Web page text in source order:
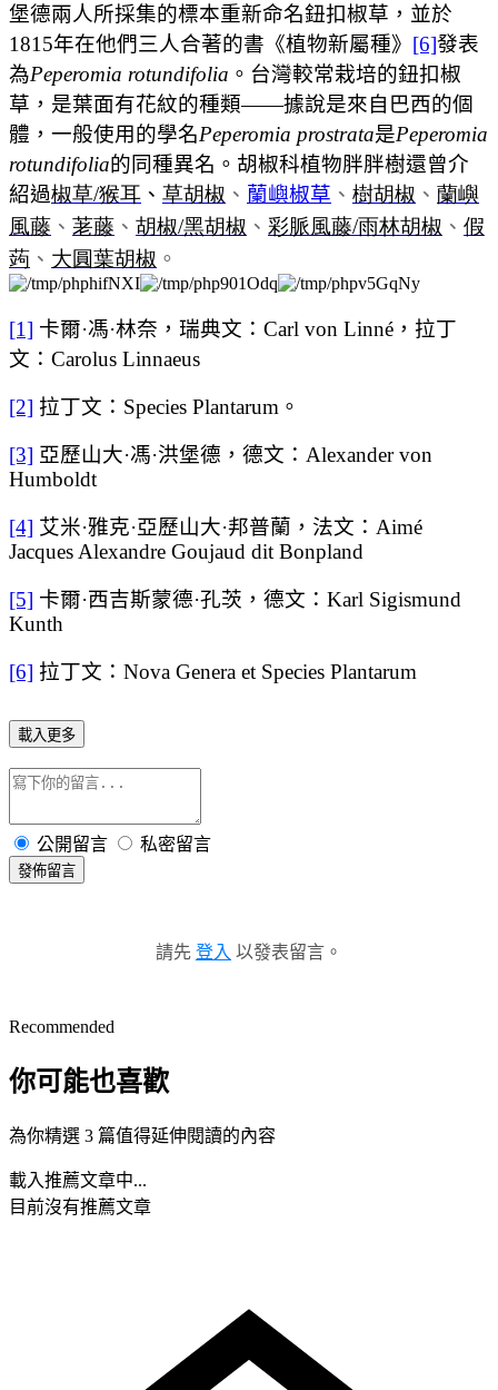
堡德兩人所採集的標本重新命名鈕扣椒草，並於
1815年在他們三人合著的書《植物新屬種》 [6]發表
為Peperomia rotundifolia 。台灣較常栽培的鈕扣椒
草，是葉面有花紋的種類——據說是來自巴西的個
體，一般使用的學名Peperomia prostrata是Peperomia
rotundifolia的同種異名。胡椒科植物胖胖樹還曾介
紹過椒草/猴耳 、 草胡椒 、 蘭嶼椒草 、 樹胡椒 、 蘭嶼
風藤 、 荖藤 、 胡椒/黑胡椒 、 彩脈風藤/雨林胡椒 、 假
蒟 、 大圓葉胡椒 。
[1] 卡爾·馮·林奈，瑞典文： Carl von Linné ，拉丁
文： Carolus Linnaeus
[2] 拉丁文 ： Species Plantarum 。
[3] 亞歷山大·馮·洪堡德，德文： Alexander von
Humboldt
[4] 艾米·雅克·亞歷山大·邦普蘭，法文： Aimé
Jacques Alexandre Goujaud dit Bonpland
[5] 卡爾·西吉斯蒙德·孔茨，德文： Karl Sigismund
Kunth
[6] 拉丁文 ： Nova Genera et Species Plantarum
載入更多
公開留言 私密留言
發佈留言
請先 登入 以發表留言。
Recommended
你可能也喜歡
為你精選 3 篇值得延伸閱讀的內容
載入推薦文章中...
目前沒有推薦文章